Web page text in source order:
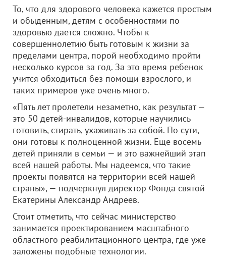
То, что для здорового человека кажется простым
и обыденным, детям с особенностями по
здоровью дается сложно. Чтобы к
совершеннолетию быть готовым к жизни за
пределами центра, порой необходимо пройти
несколько курсов за год. За это время ребенок
учится обходиться без помощи взрослого, и
таких примеров уже очень много.
«Пять лет пролетели незаметно, как результат —
это 50 детей-инвалидов, которые научились
готовить, стирать, ухаживать за собой. По сути,
они готовы к полноценной жизни. Еще восемь
детей приняли в семьи — и это важнейший этап
всей нашей работы. Мы надеемся, что такие
проекты появятся на территории всей нашей
страны», — подчеркнул директор Фонда святой
Екатерины Александр Андреев.
Стоит отметить, что сейчас министерство
занимается проектированием масштабного
областного реабилитационного центра, где уже
заложены подобные технологии.